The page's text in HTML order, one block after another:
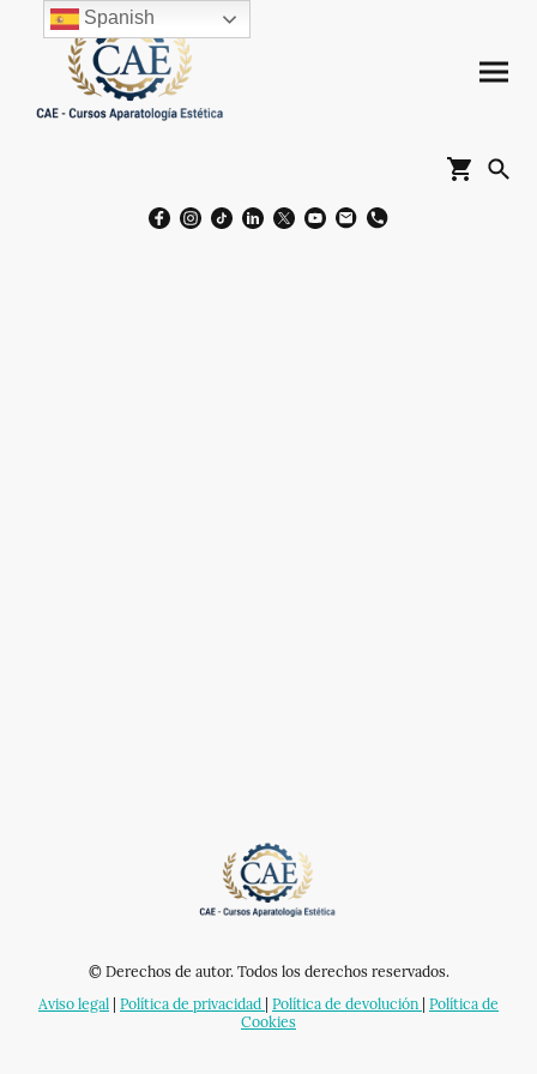
© Derechos de autor. Todos los derechos reservados.
Aviso legal
Política de privacidad Política de devolución Política de
Cookies
Spanish